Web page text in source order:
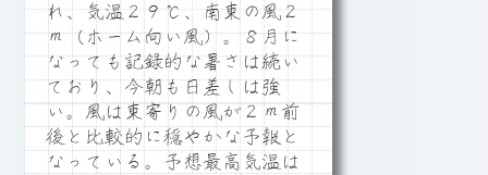
れ、気温２９℃、南東の風２
ｍ（ホーム向い風）。８月に
なっても記録的な暑さは続い
ており、今朝も日差しは強
い。風は東寄りの風が２ｍ前
後と比較的に穏やかな予報と
なっている。予想最高気温は